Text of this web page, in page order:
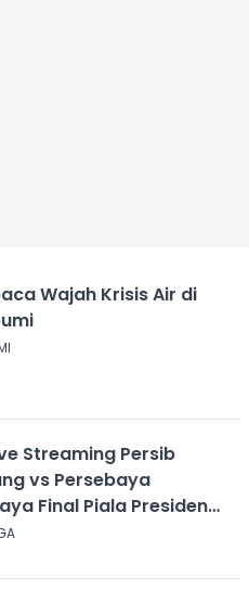
Wajah Krisis Air di
Streaming Persib
vs Persebaya
Final Piala Presiden
off Pukul 20.00 WIB